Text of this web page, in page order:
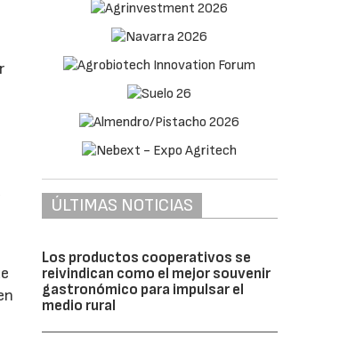
ÚLTIMAS NOTICIAS
Los productos cooperativos se
reivindican como el mejor souvenir
gastronómico para impulsar el
medio rural